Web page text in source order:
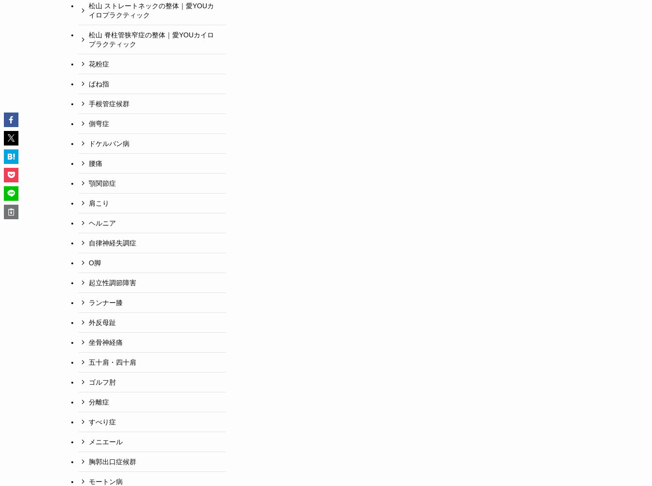
松山 ストレートネックの整体｜愛YOUカ
イロプラクティック
松山 脊柱管狭窄症の整体｜愛YOUカイロ
プラクティック
花粉症
ばね指
手根管症候群
側弯症
ドケルバン病
腰痛
顎関節症
肩こり
ヘルニア
自律神経失調症
O脚
起立性調節障害
ランナー膝
外反母趾
坐骨神経痛
五十肩・四十肩
ゴルフ肘
分離症
すべり症
メニエール
胸郭出口症候群
モートン病